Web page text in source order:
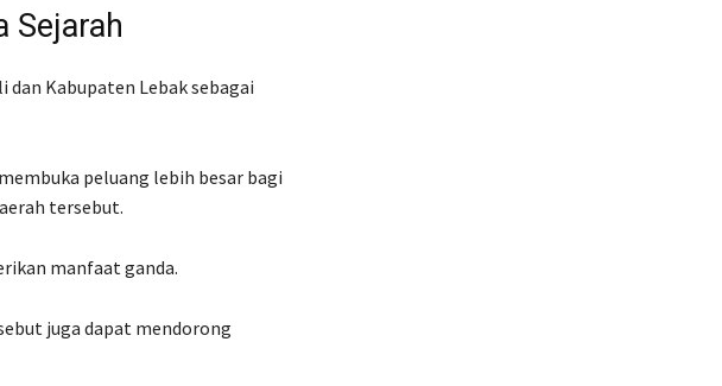
Sejarah
Kabupaten Lebak sebagai
peluang lebih besar bagi
tersebut.
manfaat ganda.
juga dapat mendorong